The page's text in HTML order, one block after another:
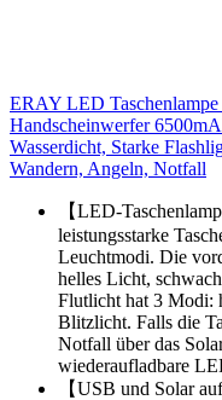
ERAY LED
Handscheinwerfer
Wasserdicht, Starke
Wandern, Angeln, Notfall
【LED-
leistungsstarke
Leuchtmodi. Die
helles Licht,
Flutlicht hat 3 Modi:
Blitzlicht. Falls die
Notfall über das
wiederaufladbare
【USB und Solar